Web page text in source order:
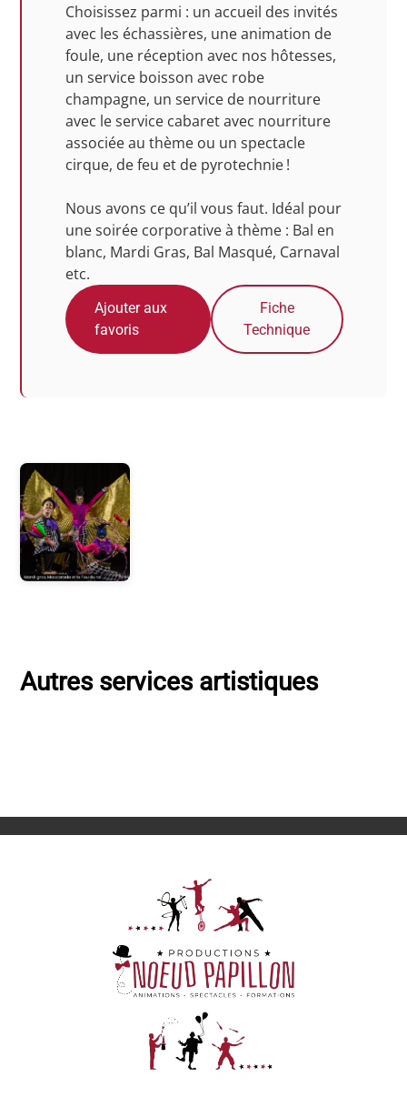
Choisissez parmi : un accueil des invités
avec les échassières, une animation de
foule, une réception avec nos hôtesses,
un service boisson avec robe
champagne, un service de nourriture
avec le service cabaret avec nourriture
associée au thème ou un spectacle
cirque, de feu et de pyrotechnie !
Nous avons ce qu’il vous faut. Idéal pour
une soirée corporative à thème : Bal en
blanc, Mardi Gras, Bal Masqué, Carnaval
etc.
Ajouter aux
favoris
Fiche
Technique
Autres services artistiques